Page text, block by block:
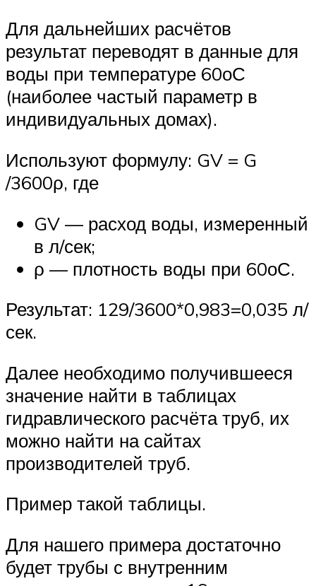
Для дальнейших расчётов
результат переводят в данные для
воды при температуре 60оС
(наиболее частый параметр в
индивидуальных домах).
Используют формулу: GV = G
/3600ρ, где
GV — расход воды, измеренный
в л/сек;
ρ — плотность воды при 60оС.
Результат: 129/3600*0,983=0,035 л/
сек.
Далее необходимо получившееся
значение найти в таблицах
гидравлического расчёта труб, их
можно найти на сайтах
производителей труб.
Пример такой таблицы.
Для нашего примера достаточно
будет трубы с внутренним